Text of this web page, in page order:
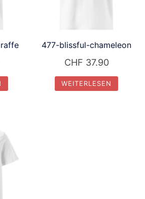
477-blissful-chameleon
CHF 37.90
WEITERLESEN